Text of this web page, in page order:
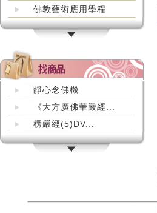
佛教藝術應用學程
靜心念佛機
《大方廣佛華嚴經...
楞嚴經(5)DV...